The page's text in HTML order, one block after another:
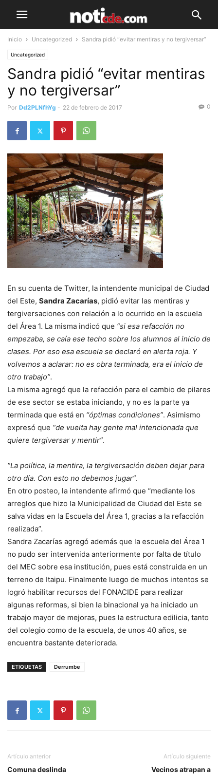
Inicio Uncategorized Sandra pidió “evitar mentiras y no tergiversar”
Uncategorized
Sandra pidió “evitar mentiras
y no tergiversar”
Por Dd2PLNfhYg - 22 de febrero de 2017 0
En su cuenta de Twitter, la intendente municipal de Ciudad
del Este, Sandra Zacarías, pidió evitar las mentiras y
tergiversaciones con relación a lo ocurrido en la escuela
del Área 1. La misma indicó que “si esa refacción no
empezaba, se caía ese techo sobre los alumnos al inicio de
clases. Por eso esa escuela se declaró en alerta roja. Y
volvemos a aclarar: no es obra terminada, era el inicio de
otro trabajo”.
La misma agregó que la refacción para el cambio de pilares
de ese sector se estaba iniciando, y no es la parte ya
terminada que está en “óptimas condiciones”. Asimismo
expresó que “de vuelta hay gente mal intencionada que
quiere tergiversar y mentir”.
“La política, la mentira, la tergiversación deben dejar para
otro día. Con esto no debemos jugar”.
En otro posteo, la intendente afirmó que “mediante los
arreglos que hizo la Municipalidad de Ciudad del Este se
salva vidas en la Escuela del Área 1, gracias a la refacción
realizada”.
Sandra Zacarías agregó además que la escuela del Área 1
no pudo ser intervenida anteriormente por falta de título
del MEC sobre esa institución, pues está construida en un
terreno de Itaipu. Finalmente luego de muchos intentos se
logró habilitar recursos del FONACIDE para realizar
algunas reformas, si bien la binacional ya ha iniciado un
trabajo mayor de mejoras, pues la estructura edilicia, tanto
del colegio como de la escuela, de unos 40 años, se
encuentra bastante deteriorada.
ETIQUETAS Derrumbe
Artículo anterior
Comuna deslinda
Artículo siguiente
Vecinos atrapan a